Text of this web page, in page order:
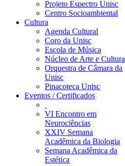
Projeto Espectro Unisc
Centro Socioambiental
Cultura
Agenda Cultural
Coro da Unisc
Escola de Música
Núcleo de Arte e Cultura
Orquestra de Câmara da
Unisc
Pinacoteca Unisc
Eventos / Certificados
VI Encontro em
Neurociências
XXIV Semana
Acadêmica da Biologia
Semana Acadêmica da
Estética